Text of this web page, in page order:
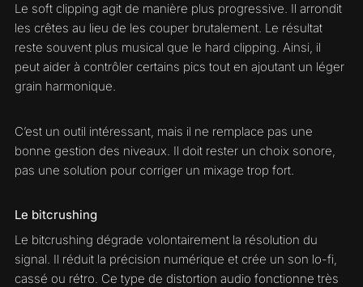
Le soft clipping agit de manière plus progressive. Il arrondit
les crêtes au lieu de les couper brutalement. Le résultat
reste souvent plus musical que le hard clipping. Ainsi, il
peut aider à contrôler certains pics tout en ajoutant un léger
grain harmonique.
C’est un outil intéressant, mais il ne remplace pas une
bonne gestion des niveaux. Il doit rester un choix sonore,
pas une solution pour corriger un mixage trop fort.
Le bitcrushing
Le bitcrushing dégrade volontairement la résolution du
signal. Il réduit la précision numérique et crée un son lo-fi,
cassé ou rétro. Ce type de distortion audio fonctionne très